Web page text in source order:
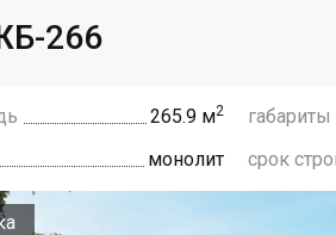
266
265.9 м2 габариты
монолит срок